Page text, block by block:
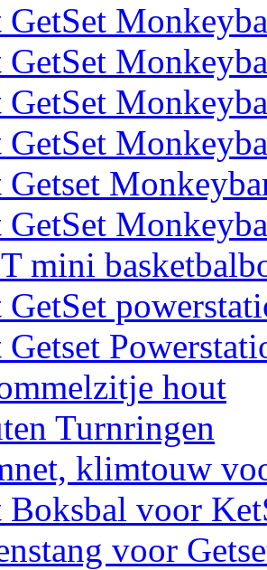
mini
hout
Turnringen
klimtouw
voor
voor